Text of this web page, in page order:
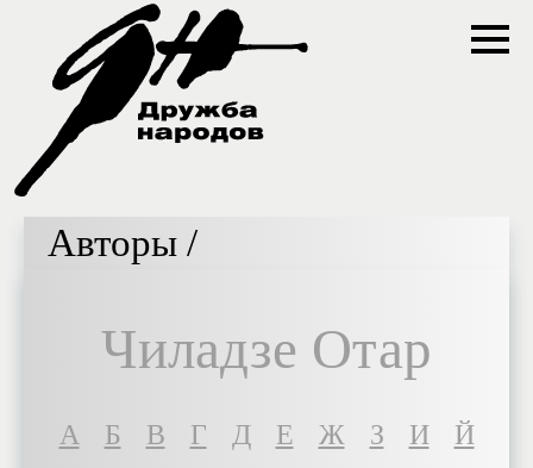
Авторы /
Чиладзе Отар
A Б В Г Д Е Ж З И
Й